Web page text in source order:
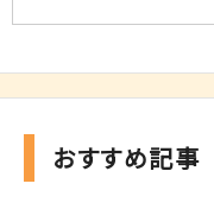
おすすめ記事